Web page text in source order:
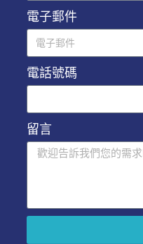
電子郵件
電話號碼
留言